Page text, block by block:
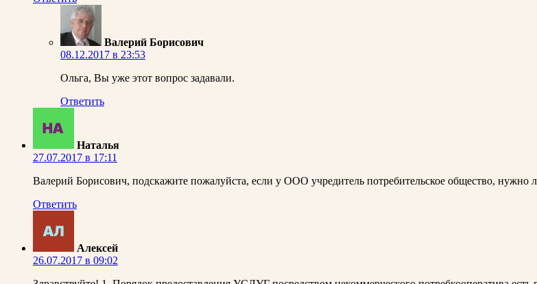
Валерий Борисович
08.12.2017 в 23:53
Ольга, Вы уже этот вопрос задавали.
Ответить
Наталья
27.07.2017 в 17:11
Валерий Борисович, подскажите пожалуйста, если у ООО учредитель потребительское общество, нужно
Ответить
Алексей
26.07.2017 в 09:02